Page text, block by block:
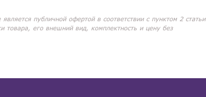
публичной офертой в соответствии с пунктом 2 статьи
товара, его внешний вид, комплектность и цену без